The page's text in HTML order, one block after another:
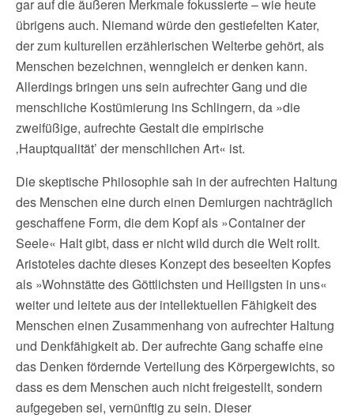
gar auf die äußeren Merkmale fokussierte – wie heute
übrigens auch. Niemand würde den gestiefelten Kater,
der zum kulturellen erzählerischen Welterbe gehört, als
Menschen bezeichnen, wenngleich er denken kann.
Allerdings bringen uns sein aufrechter Gang und die
menschliche Kostümierung ins Schlingern, da »die
zweifüßige, aufrechte Gestalt die empirische
‚Hauptqualität’ der menschlichen Art« ist.
Die skeptische Philosophie sah in der aufrechten Haltung
des Menschen eine durch einen Demiurgen nachträglich
geschaffene Form, die dem Kopf als »Container der
Seele« Halt gibt, dass er nicht wild durch die Welt rollt.
Aristoteles dachte dieses Konzept des beseelten Kopfes
als »Wohnstätte des Göttlichsten und Heiligsten in uns«
weiter und leitete aus der intellektuellen Fähigkeit des
Menschen einen Zusammenhang von aufrechter Haltung
und Denkfähigkeit ab. Der aufrechte Gang schaffe eine
das Denken fördernde Verteilung des Körpergewichts, so
dass es dem Menschen auch nicht freigestellt, sondern
aufgegeben sei, vernünftig zu sein. Dieser